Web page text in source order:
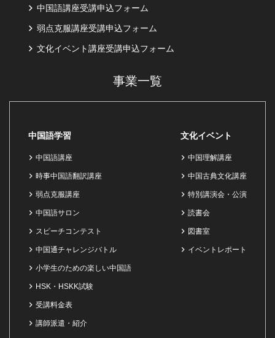
中国語講座受講申込フォーム
弱点克服講座受講申込フォーム
文化イベント講座受講申込フォーム
事業一覧
中国語学習
中国語講座
時事中国語翻訳講座
弱点克服講座
中国語サロン
スピーチコンテスト
中国通チャレンジバトル
小学生のための楽しい中国語
HSK・HSKK試験
受講料金表
講師派遣・紹介
文化イベント
中国理解講座
中国古典文化講座
特別講演会・公演
読書会
図書室
イベントレポート